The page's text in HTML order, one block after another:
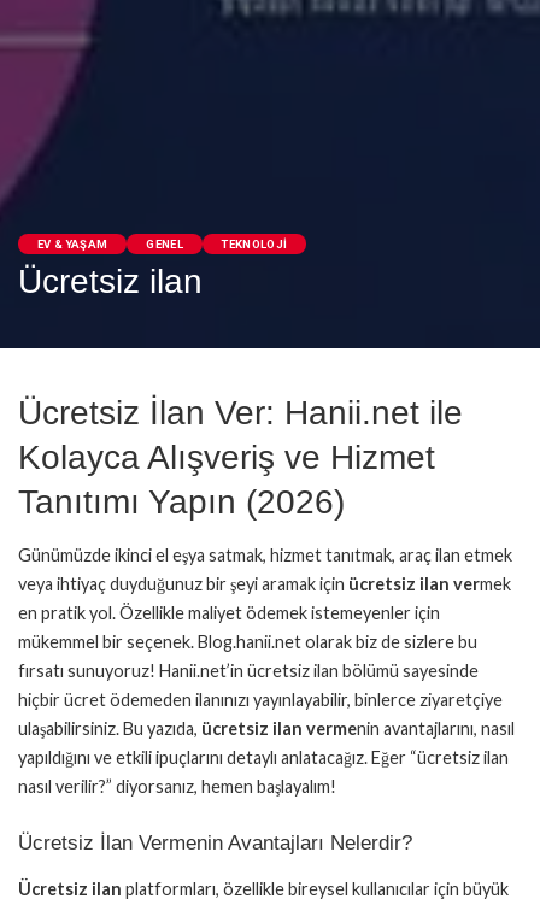
EV & YAŞAM GENEL TEKNOLOJI
Ücretsiz ilan
Ücretsiz İlan Ver: Hanii.net ile
Kolayca Alışveriş ve Hizmet
Tanıtımı Yapın (2026)
Günümüzde ikinci el eşya satmak, hizmet tanıtmak, araç ilan etmek
veya ihtiyaç duyduğunuz bir şeyi aramak için ücretsiz ilan vermek
en pratik yol. Özellikle maliyet ödemek istemeyenler için
mükemmel bir seçenek. Blog.hanii.net olarak biz de sizlere bu
fırsatı sunuyoruz! Hanii.net’in ücretsiz ilan bölümü sayesinde
hiçbir ücret ödemeden ilanınızı yayınlayabilir, binlerce ziyaretçiye
ulaşabilirsiniz. Bu yazıda, ücretsiz ilan vermenin avantajlarını, nasıl
yapıldığını ve etkili ipuçlarını detaylı anlatacağız. Eğer “ücretsiz ilan
nasıl verilir?” diyorsanız, hemen başlayalım!
Ücretsiz İlan Vermenin Avantajları Nelerdir?
Ücretsiz ilan platformları, özellikle bireysel kullanıcılar için büyük